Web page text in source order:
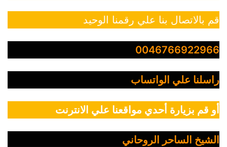
قم بالاتصال بنا علي رقمنا الوحيد
0046766922966
راسلنا علي الواتساب
أو قم بزيارة أحدي مواقعنا علي الانترنت
الشيخ الساحر الروحاني